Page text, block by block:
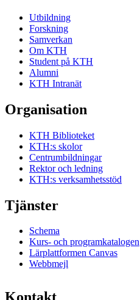
Utbildning
Forskning
Samverkan
Om KTH
Student på KTH
Alumni
KTH Intranät
Organisation
KTH Biblioteket
KTH:s skolor
Centrumbildningar
Rektor och ledning
KTH:s verksamhetsstöd
Tjänster
Schema
Kurs- och programkatalogen
Lärplattformen Canvas
Webbmejl